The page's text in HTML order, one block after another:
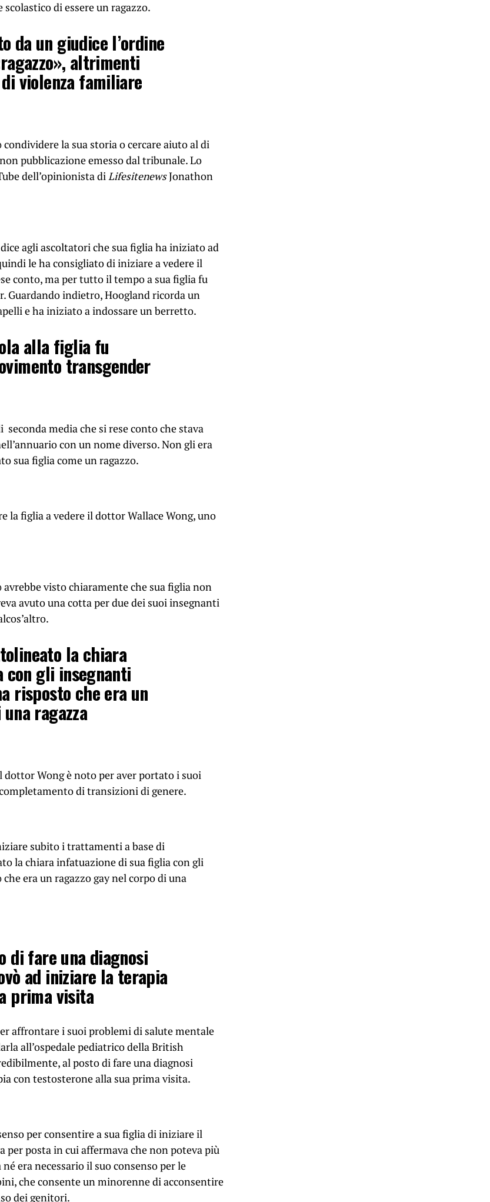
di essere un ragazzo.
da un giudice l’ordine
altrimenti
violenza familiare
la sua storia o cercare aiuto al di
pubblicazione emesso dal tribunale. Lo
dell’opinionista diLifesitenewsJonathon
agli ascoltatori che sua figlia ha iniziato ad
le ha consigliato di iniziare a vedere il
conto, ma per tutto il tempo a sua figlia fu
Guardando indietro, Hoogland ricorda un
e ha iniziato a indossare un berretto.
alla figlia fu
transgender
media che si rese conto che stava
con un nome diverso. Non gli era
sua figlia come un ragazzo.
la figlia a vedere il dottor Wallace Wong, uno
visto chiaramente che sua figlia non
avuto una cotta per due dei suoi insegnanti
la chiara
gli insegnanti
risposto che era un
ragazza
Wong è noto per aver portato i suoi
di transizioni di genere.
subito i trattamenti a base di
la chiara infatuazione di sua figlia con gli
era un ragazzo gay nel corpo di una
di fare una diagnosi
ad iniziare la terapia
prima visita
affrontare i suoi problemi di salute mentale
all’ospedale pediatrico della British
al posto di fare una diagnosi
con testosterone alla sua prima visita.
per consentire a sua figlia di iniziare il
posta in cui affermava che non poteva più
era necessario il suo consenso per le
che consente un minorenne di acconsentire
dei genitori.